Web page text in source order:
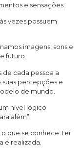
e sensações.
vezes possuem
imagens, sons e
futuro.
de cada pessoa a
percepções e
de mundo.
nível lógico
além”.
que se conhece: ter
é realizada.